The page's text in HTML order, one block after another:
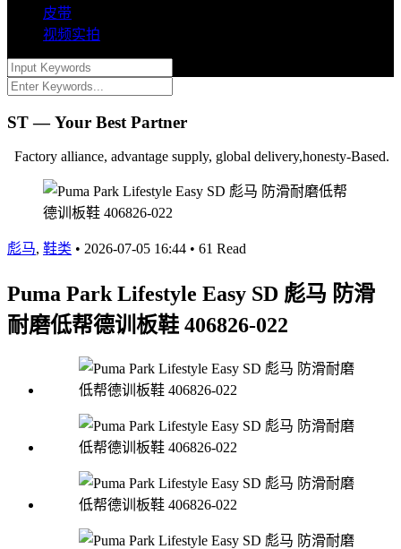
皮带
视频实拍
ST — Your Best Partner
Factory alliance, advantage supply, global delivery,honesty-Based.
彪马, 鞋类 • 2026-07-05 16:44 • 61 Read
Puma Park Lifestyle Easy SD 彪马 防滑
耐磨低帮德训板鞋 406826-022